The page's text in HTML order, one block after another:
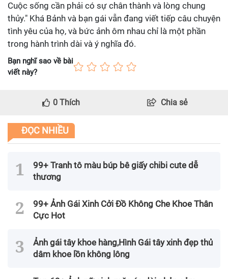
Cuộc sống cần phải có sự chân thành và lòng chung
thủy." Khá Bảnh và bạn gái vẫn đang viết tiếp câu chuyện
tình yêu của họ, và bức ảnh ôm nhau chỉ là một phần
trong hành trình dài và ý nghĩa đó.
Bạn nghĩ sao về bài
viết này?
0 Thích Chia sẻ
ĐỌC NHIỀU
99+ Tranh tô màu búp bê giấy chibi cute dễ
thương
99+ Ảnh Gái Xinh Cởi Đồ Không Che Khoe Thân
Cực Hot
Ảnh gái tây khoe hàng,Hình Gái tây xinh đẹp thủ
dâm khoe lồn không lông